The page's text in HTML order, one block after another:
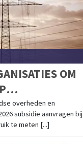
OM
overheden en
subsidie aanvragen bij
te meten [...]